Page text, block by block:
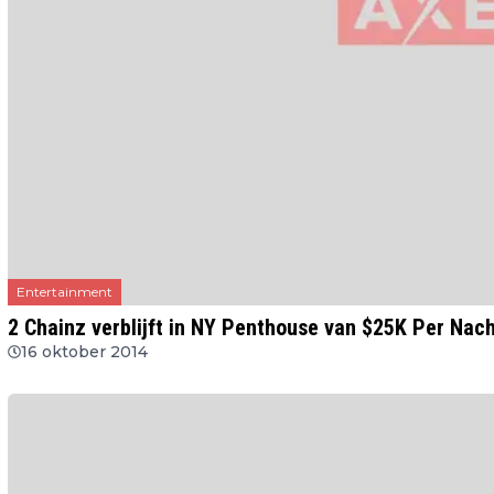
Entertainment
2 Chainz verblijft in NY Penthouse van $25K Per
16 oktober 2014